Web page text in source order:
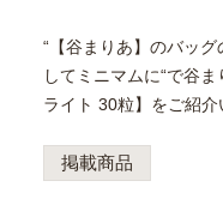
“【谷まりあ】のバッ
してミニマムに“で谷
ライト 30粒】をご紹介
掲載商品